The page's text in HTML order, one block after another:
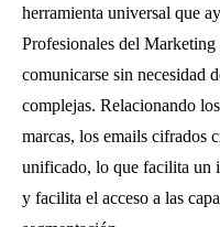
herramienta universal que
Profesionales del
comunicarse sin necesidad
complejas. Relacionando
marcas, los emails cifrados
unificado, lo que facilita un
y facilita el acceso a las